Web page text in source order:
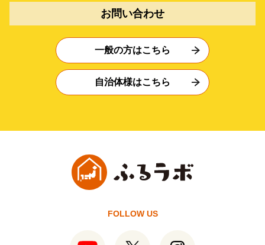
お問い合わせ
一般の方はこちら
自治体様はこちら
FOLLOW US